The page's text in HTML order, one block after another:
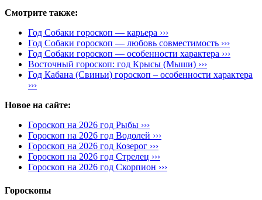
Смотрите также:
Год Собаки гороскоп — карьера ›››
Год Собаки гороскоп — любовь совместимость ›››
Год Собаки гороскоп — особенности характера ›››
Восточный гороскоп: год Крысы (Мыши) ›››
Год Кабана (Свиньи) гороскоп – особенности характера
›››
Новое на сайте:
Гороскоп на 2026 год Рыбы ›››
Гороскоп на 2026 год Водолей ›››
Гороскоп на 2026 год Козерог ›››
Гороскоп на 2026 год Стрелец ›››
Гороскоп на 2026 год Скорпион ›››
Гороскопы